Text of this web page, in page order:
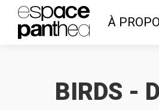
À
BIRDS -